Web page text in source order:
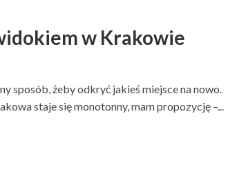
w Krakowie
sposób, żeby odkryć jakieś miejsce na nowo.
staje się monotonny, mam propozycję –...